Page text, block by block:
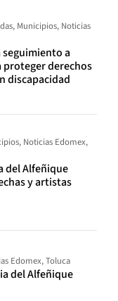
, Municipios, Noticias
seguimiento a
proteger derechos
discapacidad
, Noticias Edomex,
del Alfeñique
y artistas
Edomex,Toluca
del Alfeñique